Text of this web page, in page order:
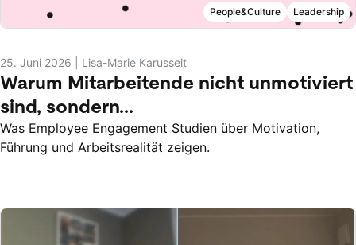
People&Culture Leadership
25. Juni 2026 Lisa-Marie Karusseit
Warum Mitarbeitende nicht unmotiviert
sind, sondern...
Was Employee Engagement Studien über Motivation,
Führung und Arbeitsrealität zeigen.